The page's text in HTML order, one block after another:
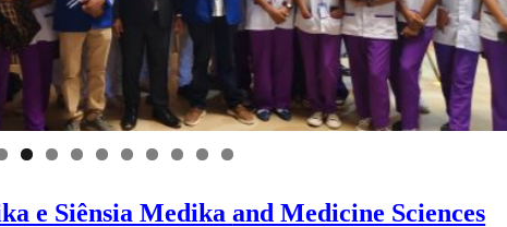
0
e Siênsia Medikaand Medicine Sciences